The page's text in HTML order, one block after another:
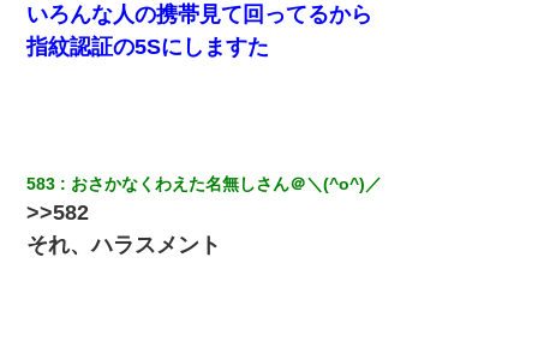
近所のお寺に住み込みで手伝いしてる知的障害のオッサンがい
た。ある日、オッサンが火かき棒を持って顔を真っ赤にしながら
走り回っていて…
今日夫の実家に泊ったんだけど、朝起きたら股間がなんかモッコ
リしてた
いろんな人の携帯見て回ってるから
指紋認証の5Sにしますた
583 おさかなくわえた名無しさん＠＼(^o^)／
>>582
それ、ハラスメント